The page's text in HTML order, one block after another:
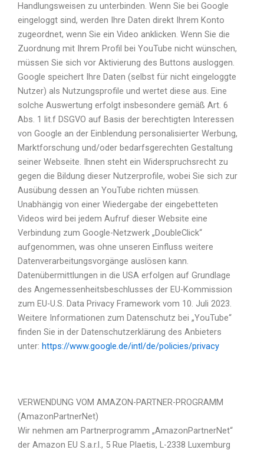
Handlungsweisen zu unterbinden. Wenn Sie bei Google
eingeloggt sind, werden Ihre Daten direkt Ihrem Konto
zugeordnet, wenn Sie ein Video anklicken. Wenn Sie die
Zuordnung mit Ihrem Profil bei YouTube nicht wünschen,
müssen Sie sich vor Aktivierung des Buttons ausloggen.
Google speichert Ihre Daten (selbst für nicht eingeloggte
Nutzer) als Nutzungsprofile und wertet diese aus. Eine
solche Auswertung erfolgt insbesondere gemäß Art. 6
Abs. 1 lit.f DSGVO auf Basis der berechtigten Interessen
von Google an der Einblendung personalisierter Werbung,
Marktforschung und/oder bedarfsgerechten Gestaltung
seiner Webseite. Ihnen steht ein Widerspruchsrecht zu
gegen die Bildung dieser Nutzerprofile, wobei Sie sich zur
Ausübung dessen an YouTube richten müssen.
Unabhängig von einer Wiedergabe der eingebetteten
Videos wird bei jedem Aufruf dieser Website eine
Verbindung zum Google-Netzwerk „DoubleClick“
aufgenommen, was ohne unseren Einfluss weitere
Datenverarbeitungsvorgänge auslösen kann.
Datenübermittlungen in die USA erfolgen auf Grundlage
des Angemessenheitsbeschlusses der EU-Kommission
zum EU-U.S. Data Privacy Framework vom 10. Juli 2023.
Weitere Informationen zum Datenschutz bei „YouTube“
finden Sie in der Datenschutzerklärung des Anbieters
unter: https://www.google.de/intl/de/policies/privacy
VERWENDUNG VOM AMAZON-PARTNER-PROGRAMM
(AmazonPartnerNet)
Wir nehmen am Partnerprogramm „AmazonPartnerNet“
der Amazon EU S.a.r.l., 5 Rue Plaetis, L-2338 Luxemburg